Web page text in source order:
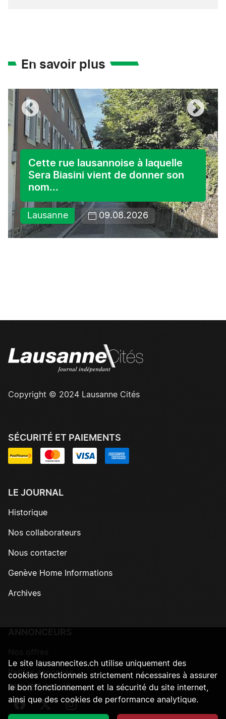
En savoir plus
Cette rue lausannoise à laquelle
Sera Biasini vient de donner son
nom...
Lausanne 09.08.2026
Copyright © 2024 Lausanne Cités
SÉCURITÉ ET PAIEMENTS
LE JOURNAL
Historique
Nos collaborateurs
Nous contacter
Genève Home Informations
Archives
Petites annonces
SUIVEZ-NOUS
Suivez-nous sur Facebook
Suivez-nous sur Twitter
Suivez-nous sur Instagram
Le site lausannecites.ch utilise uniquement des
cookies fonctionnels strictement nécessaires à assurer
le bon fonctionnement et la sécurité du site internet,
ainsi que des cookies de performance analytique.